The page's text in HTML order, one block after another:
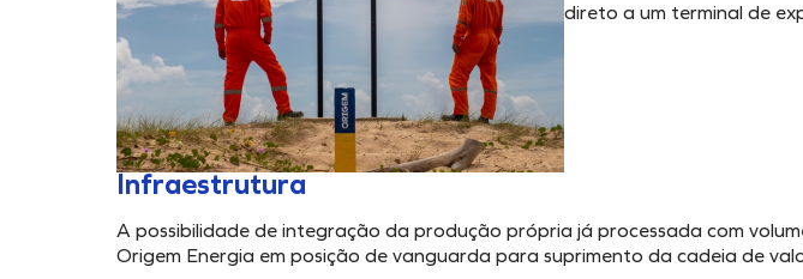
direto a um terminal de
Infraestrutura
A possibilidade de integração da produção própria já processada com
Origem Energia em posição de vanguarda para suprimento da cadeia de